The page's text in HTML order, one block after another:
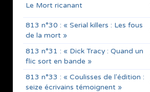
Le Mort ricanant
813 n°30 : « Serial killers : Les fous
de la mort »
813 n°31 : « Dick Tracy : Quand un
flic sort en bande »
813 n°33 : « Coulisses de l'édition :
seize écrivains témoignent »